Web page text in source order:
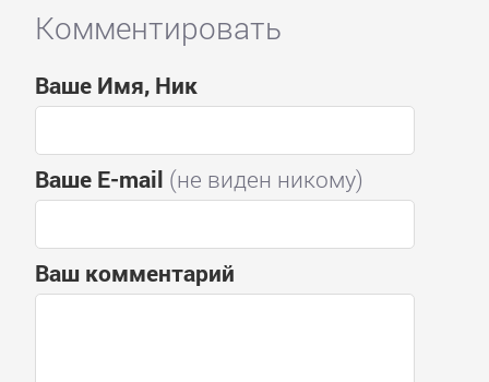
Комментировать
Ваше Имя, Ник
Ваше E-mail (не виден никому)
Ваш комментарий